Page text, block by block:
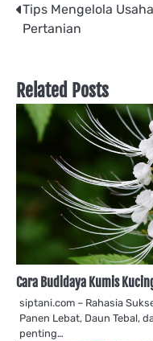
Post
Tips Mengelola Usaha
Pertanian
Related Posts
Cara Budidaya Kumis
siptani.com – Rahasia
Panen Lebat, Daun Tebal,
penting…